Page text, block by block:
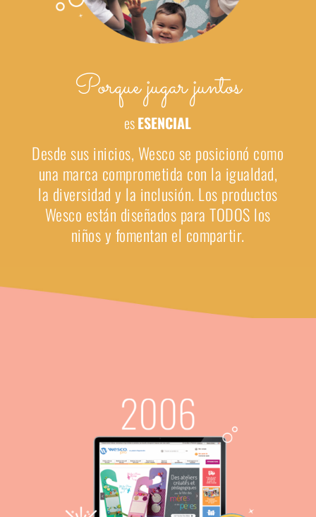
Porque jugar juntos
esESENCIAL
Desde sus inicios, Wesco se posicionó como
una marca comprometida con la igualdad,
la diversidad y la inclusión. Los productos
Wesco están diseñados para TODOS los
niños y fomentan el compartir.